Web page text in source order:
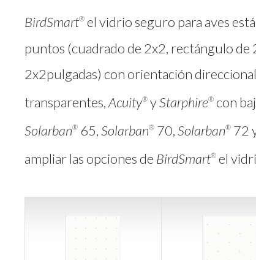
BirdSmart® el vidrio seguro para aves
puntos (cuadrado de 2x2, rectángulo de
2x2pulgadas) con orientación
transparentes,Acuity® yStarphire® con
Solarban® 65,Solarban® 70,Solarban® 72
ampliar las opciones de BirdSmart® el